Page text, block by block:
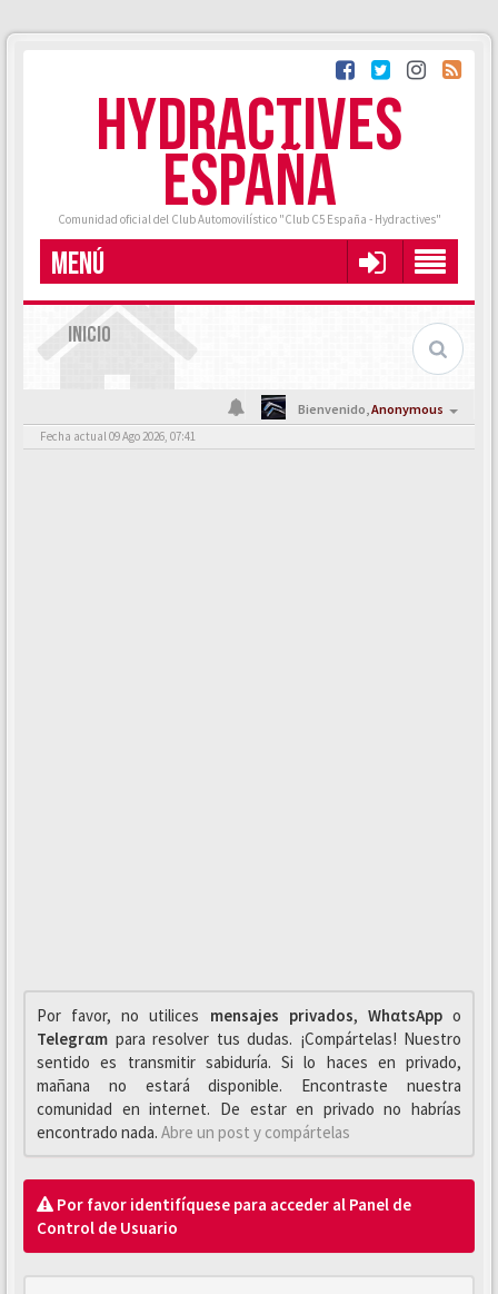
HYDRACTIVES
ESPAÑA
Comunidad oficial del Club Automovilístico "Club C5 España - Hydractives"
MENÚ
INICIO
Bienvenido,Anonymous
Fecha actual 09 Ago 2026, 07:41
Por favor, no utilices mensajes privados, WhαtsAppo
Telegrαm para resolver tus dudas. ¡Compártelas! Nuestro
sentido es transmitir sabiduría. Si lo haces en privado,
mañana no estará disponible. Encontraste nuestra
comunidad en internet. De estar en privado no habrías
encontrado nada. Abre un post y compártelas
Por favor identifíquese para acceder al Panel de
Control de Usuario